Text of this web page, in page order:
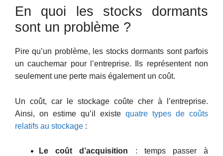
En quoi les stocks dormants
sont un problème ?
Pire qu’un problème, les stocks dormants sont parfois
un cauchemar pour l’entreprise. Ils représentent non
seulement une perte mais également un coût.
Un coût, car le stockage coûte cher à l’entreprise.
Ainsi, on estime qu’il existe quatre types de coûts
relatifs au stockage :
Le coût d’acquisition : temps passer à